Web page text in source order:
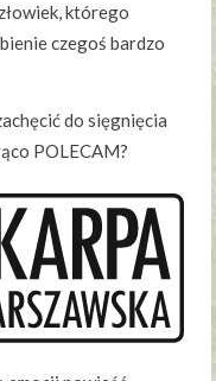
którego
czegoś bardzo
do sięgnięcia
POLECAM?